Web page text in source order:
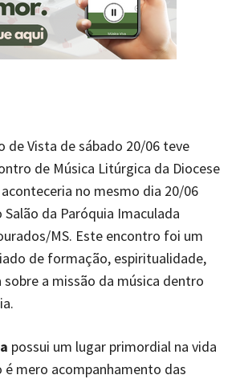
de Vista de sábado 20/06 teve
de Música Litúrgica da Diocese
no mesmo dia 20/06
Salão da Paróquia Imaculada
MS. Este encontro foi um
de formação, espiritualidade,
a missão da música dentro
possui um lugar primordial na vida
é mero acompanhamento das